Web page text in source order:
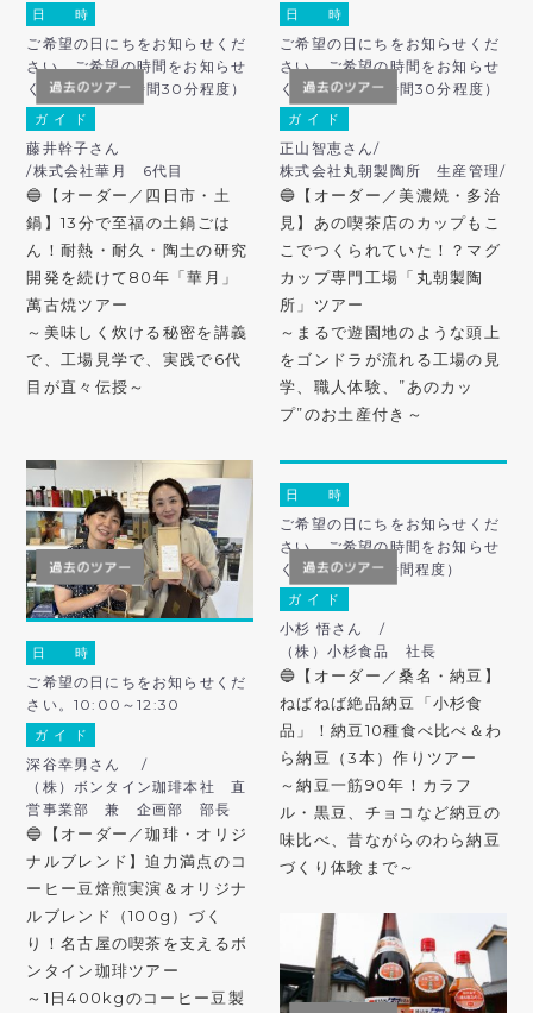
日 時
ご希望の日にちをお知らせくだ
さい。ご希望の時間をお知らせ
ください。（2時間30分程度）
ガ イ ド
藤井幹子さん
/株式会社華月 6代目
🔵【オーダー／四日市・土
鍋】13分で至福の土鍋ごは
ん！耐熱・耐久・陶土の研究
開発を続けて80年「華月」
萬古焼ツアー
～美味しく炊ける秘密を講義
で、工場見学で、実践で6代
目が直々伝授～
日 時
ご希望の日にちをお知らせくだ
さい。ご希望の時間をお知らせ
ください。（2時間30分程度）
ガ イ ド
正山智恵さん/
株式会社丸朝製陶所 生産管理/
🔵【オーダー／美濃焼・多治
見】あの喫茶店のカップもこ
こでつくられていた！？マグ
カップ専門工場「丸朝製陶
所」ツアー
～まるで遊園地のような頭上
をゴンドラが流れる工場の見
学、職人体験、”あのカッ
プ”のお土産付き～
日 時
ご希望の日にちをお知らせくだ
さい。10:00～12:30
ガ イ ド
深谷幸男さん /
（株）ボンタイン珈琲本社 直
営事業部 兼 企画部 部長
🔵【オーダー／珈琲・オリジ
ナルブレンド】迫力満点のコ
ーヒー豆焙煎実演＆オリジナ
ルブレンド（100g）づく
り！名古屋の喫茶を支えるボ
ンタイン珈琲ツアー
～1日400kgのコーヒー豆製
日 時
ご希望の日にちをお知らせくだ
さい。ご希望の時間をお知らせ
ください。（2時間程度）
ガ イ ド
小杉 悟さん /
（株）小杉食品 社長
🔵【オーダー／桑名・納豆】
ねばねば絶品納豆「小杉食
品」！納豆10種食べ比べ＆わ
ら納豆（3本）作りツアー
～納豆一筋90年！カラフ
ル・黒豆、チョコなど納豆の
味比べ、昔ながらのわら納豆
づくり体験まで～